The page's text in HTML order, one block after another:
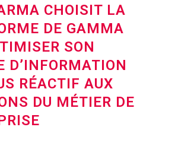
CHOISIT LA
DE GAMMA
SON
D’INFORMATION
RÉACTIF AUX
DU MÉTIER DE